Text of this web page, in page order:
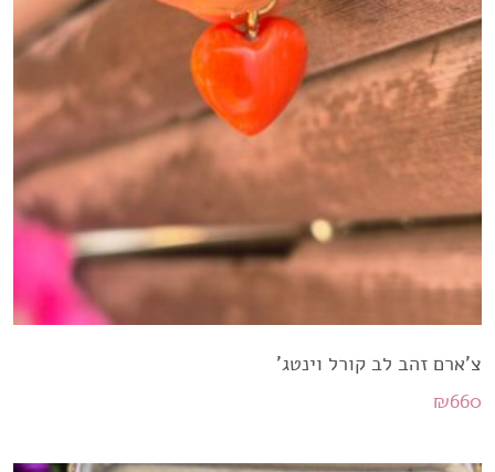
צ'ארם זהב לב קורל וינטג'
₪660